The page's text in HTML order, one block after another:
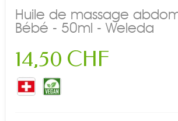
Huile de massage
Bébé - 50ml - Weleda
14,50 CHF